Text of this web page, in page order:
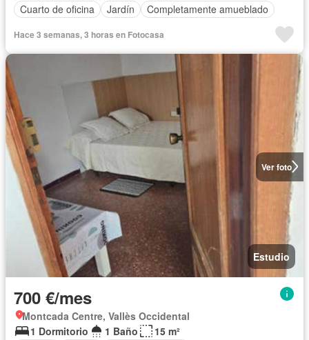
Cuarto de oficina
Jardín Completamente amueblado
Hace 3 semanas, 3 horas en Fotocasa
Ver foto
Estudio
700 €/mes
Montcada Centre, Vallès Occidental
1 Dormitorio
1 Baño
15 m²